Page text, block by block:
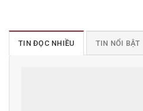
TIN ĐỌC NHIỀU TIN NỔI BẬT